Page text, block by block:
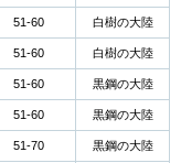
51-60 白樹の大陸
51-60 白樹の大陸
51-60 黒鋼の大陸
51-60 黒鋼の大陸
51-70 黒鋼の大陸